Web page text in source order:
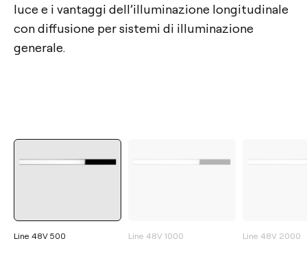
luce e i vantaggi dell’illuminazione longitudinale
con diffusione per sistemi di illuminazione
generale.
Line 48V 500 Line 48V 1000 Line 48V 2000